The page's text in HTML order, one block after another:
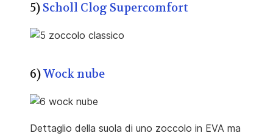
5) Scholl Clog Supercomfort
6)Wock nube
Dettaglio della suola di uno zoccolo in EVA ma